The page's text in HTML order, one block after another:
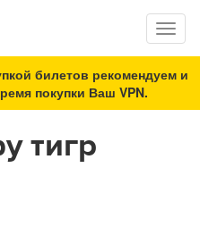
билетов рекомендуем и
покупки Ваш VPN.
тигр